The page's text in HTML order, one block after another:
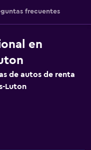
frecuentes
en
de autos de renta
Luton